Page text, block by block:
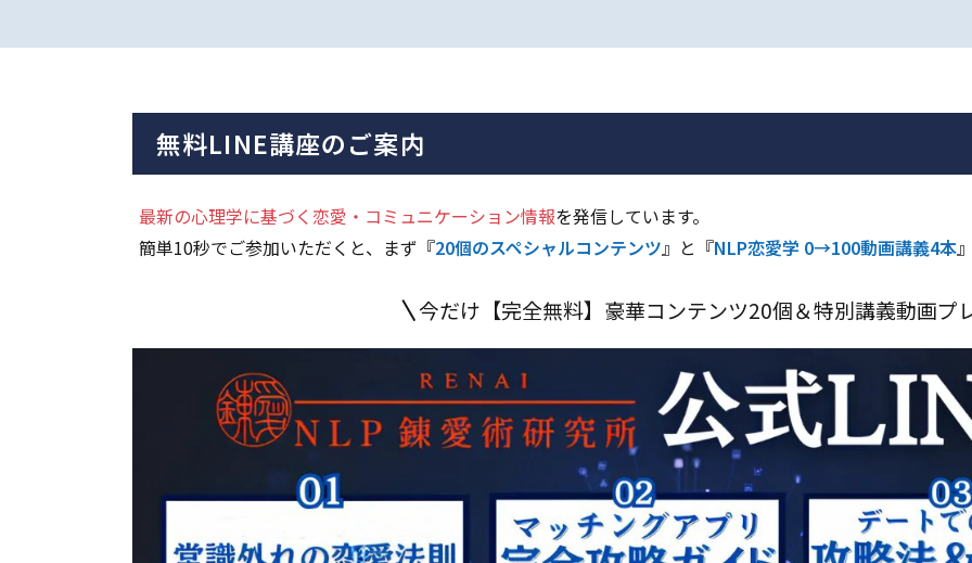
無料LINE講座のご案内
最新の心理学に基づく恋愛・コミュニケーション情報を発信しています。
簡単10秒でご参加いただくと、まず『20個のスペシャルコンテンツ』と『NLP恋愛学 0→100動画講義4本
今だけ【完全無料】豪華コンテンツ20個＆特別講義動画プ